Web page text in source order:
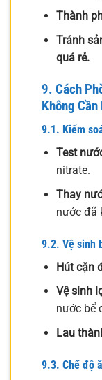
Thành
Tránh
quá rẻ.
9. Cách
Không
9.1. Kiểm
Test
nitrate.
Thay
nước đã
9.2. Vệ sinh
Hút cặn
Vệ sinh
nước bể
Lau
9.3. Chế độ